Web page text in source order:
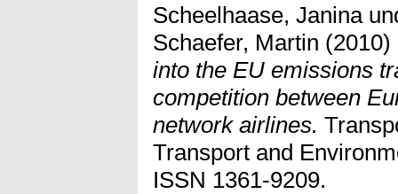
Scheelhaase, Janina
Schaefer, Martin (2010)
into the EU emissions
competition between
network airlines.
Transport and
ISSN 1361-9209.